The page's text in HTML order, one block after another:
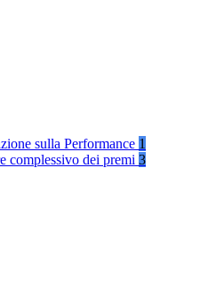
sulla Performance 1
complessivo dei premi 3